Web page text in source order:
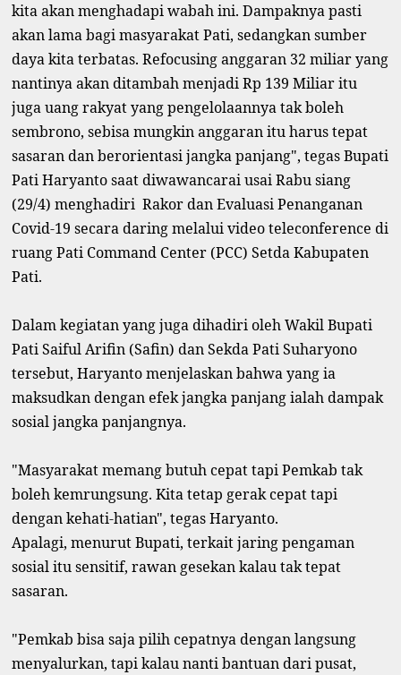
kita akan menghadapi wabah ini. Dampaknya pasti
akan lama bagi masyarakat Pati, sedangkan sumber
daya kita terbatas. Refocusing anggaran 32 miliar yang
nantinya akan ditambah menjadi Rp 139 Miliar itu
juga uang rakyat yang pengelolaannya tak boleh
sembrono, sebisa mungkin anggaran itu harus tepat
sasaran dan berorientasi jangka panjang", tegas Bupati
Pati Haryanto saat diwawancarai usai Rabu siang
(29/4) menghadiri Rakor dan Evaluasi Penanganan
Covid-19 secara daring melalui video teleconference di
ruang Pati Command Center (PCC) Setda Kabupaten
Pati.
Dalam kegiatan yang juga dihadiri oleh Wakil Bupati
Pati Saiful Arifin (Safin) dan Sekda Pati Suharyono
tersebut, Haryanto menjelaskan bahwa yang ia
maksudkan dengan efek jangka panjang ialah dampak
sosial jangka panjangnya.
"Masyarakat memang butuh cepat tapi Pemkab tak
boleh kemrungsung. Kita tetap gerak cepat tapi
dengan kehati-hatian", tegas Haryanto.
Apalagi, menurut Bupati, terkait jaring pengaman
sosial itu sensitif, rawan gesekan kalau tak tepat
sasaran.
"Pemkab bisa saja pilih cepatnya dengan langsung
menyalurkan, tapi kalau nanti bantuan dari pusat,